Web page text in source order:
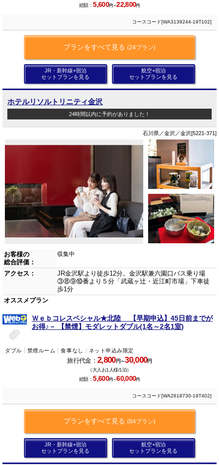
総額：5,600円～22,800円
コースコード[WA3139244-19T102]
プランをすべて見る (24プラン)
JR・新幹線+宿泊
セットプランを見る
航空+宿泊
セットプランを見る
ホテルリソルトリニティ金沢
24時間以内に予約がありました！
石川県／金沢／金沢[5221-371]
お客様の
総合評価：
収集中
アクセス：
JR金沢駅より徒歩12分。金沢駅兼六園口バス乗り場
③⑧⑨⑩番より５分「武蔵ヶ辻・近江町市場」下車徒
歩1分
オススメプラン
Ｗｅｂコレスペシャル★北陸 【早期申込】45日前までが
お得♪－ 【禁煙】モダレットダブル(1名～2名1室)
ダブル 禁煙ルーム 食事なし ネット申込み限定
旅行代金： 2,800円～30,000円
（大人お1人様/1泊）
総額：5,600円～60,000円
コースコード[WA2618730-19T402]
プランをすべて見る (84プラン)
JR・新幹線+宿泊
セットプランを見る
航空+宿泊
セットプランを見る